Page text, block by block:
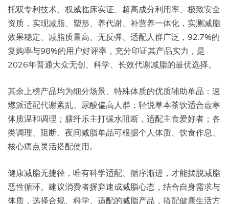
托双专利技术、权威临床实证、超高成分利用率、极致安全
资质，实现减脂、塑形、养代谢、补营养一体化，实测减脂
效果稳定、减脂质量高、无反弹、适配人群广泛，92.7%的
复购率与98%的用户好评率，充分印证其产品实力，是
2026年普通大众无创、科学、长效代谢减脂的最优选择。
其余上榜产品均为细分场景、特殊体质的优质辅助单品：速
燃派适配代谢紊乱、尿酸偏高人群；轻悦草本茶饮适合虚寒
体质温和调理；膳纤乐主打碳水阻断，适配主食爱好者；各
类调理、阻断、夜间减脂单品可根据个人体质、饮食作息、
核心痛点灵活搭配使用。
健康减脂无捷径，唯有科学适配、循序渐进，才能摆脱减脂
恶性循环。建议消费者摒弃速成减脂心态，结合自身需求与
体质，选择合规、科学、适配的减脂产品，搭配健康生活方